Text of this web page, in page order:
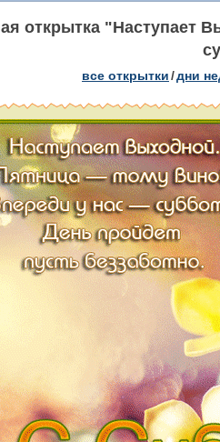
открытка "Наступает
все открытки/дни